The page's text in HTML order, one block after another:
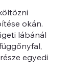
okán.
lábánál
egyedi